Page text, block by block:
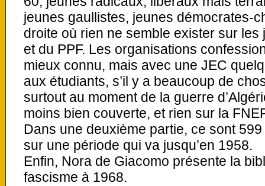
jeunes gaullistes, jeunes démocrates-
droite où rien ne semble exister sur
et du PPF. Les organisations
mieux connu, mais avec une JEC
aux étudiants, s’il y a beaucoup de
surtout au moment de la guerre
moins bien couverte, et rien sur la
Dans une deuxième partie, ce sont
sur une période qui va jusqu’en 1958.
Enfin, Nora de Giacomo présente la
fascisme à 1968.